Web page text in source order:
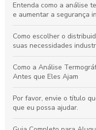
Entenda como a análise
e aumentar a segurança
Como escolher o
suas necessidades
Como a Análise
Antes que Eles Ajam
Por favor, envie o título
que eu possa ajudar.